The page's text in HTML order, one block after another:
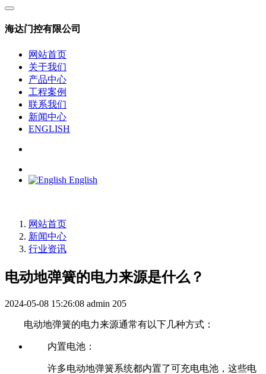
海达门控有限公司
网站首页
关于我们
产品中心
工程案例
联系我们
新闻中心
ENGLISH
English
网站首页
新闻中心
行业资讯
电动地弹簧的电力来源是什么？
2024-05-08 15:26:08 admin 205
电动地弹簧的电力来源通常有以下几种方式：
内置电池：
许多电动地弹簧系统都内置了可充电电池，这些电